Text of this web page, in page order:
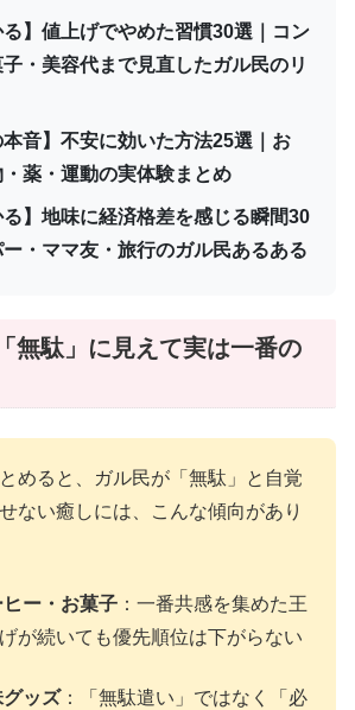
る】値上げでやめた習慣30選｜コン
子・美容代まで見直したガル民のリ
本音】不安に効いた方法25選｜お
薬・運動の実体験まとめ
る】地味に経済格差を感じる瞬間30
・ママ友・旅行のガル民あるある
無駄」に見えて実は一番の
めると、ガル民が「無駄」と自覚
ない癒しには、こんな傾向があり
ー・お菓子 ：一番共感を集めた王
が続いても優先順位は下がらない
ッズ：「無駄遣い」ではなく「必